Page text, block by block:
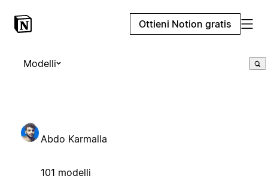
Ottieni Notion gratis
Modelli
Abdo Karmalla
101 modelli